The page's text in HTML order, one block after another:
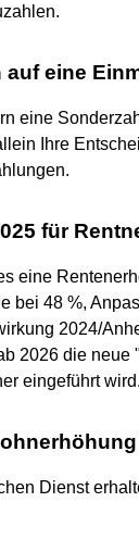
auf eine
eine
Ihre
für
eine
bei 48 %,
2024/
2026 die
eingeführt wird.
Dienst